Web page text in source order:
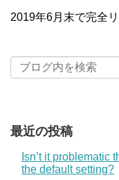
2019年6月末で完全
最近の投稿
Isn’t it problematic
the default setting?